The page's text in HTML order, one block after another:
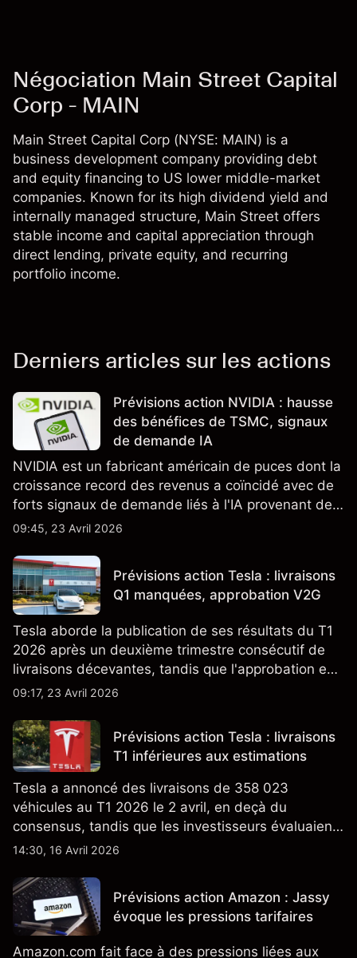
Négociation Main Street Capital
Corp - MAIN
Main Street Capital Corp (NYSE: MAIN) is a
business development company providing debt
and equity financing to US lower middle-market
companies. Known for its high dividend yield and
internally managed structure, Main Street offers
stable income and capital appreciation through
direct lending, private equity, and recurring
portfolio income.
Derniers articles sur les actions
Prévisions action NVIDIA : hausse
des bénéfices de TSMC, signaux
de demande IA
NVIDIA est un fabricant américain de puces dont la
croissance record des revenus a coïncidé avec de
forts signaux de demande liés à l'IA provenant de
partenaires clés de la chaîne d'approvisionnement,
passées ne préjugent pas des résultats futurs.
09:45, 23 Avril 2026
Prévisions action Tesla : livraisons
Q1 manquées, approbation V2G
Tesla aborde la publication de ses résultats du T1
2026 après un deuxième trimestre consécutif de
livraisons décevantes, tandis que l'approbation en
Californie d'un programme V2G pour le Cybertruck
énergétique.
09:17, 23 Avril 2026
Prévisions action Tesla : livraisons
T1 inférieures aux estimations
Tesla a annoncé des livraisons de 358 023
véhicules au T1 2026 le 2 avril, en deçà du
consensus, tandis que les investisseurs évaluaient
également la croissance des stocks et les projets
nouveau SUV. Découvrez les objectifs de cours
TSLA d'analystes tiers.
14:30, 16 Avril 2026
Prévisions action Amazon : Jassy
évoque les pressions tarifaires
Amazon.com fait face à des pressions liées aux